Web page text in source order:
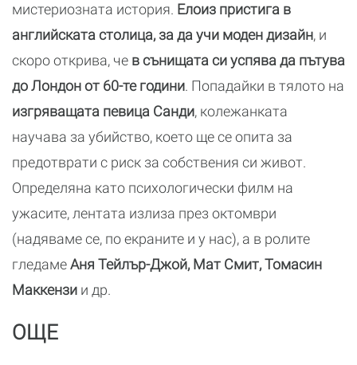
мистериозната история. Елоиз пристига в
английската столица, за да учи моден дизайн, и
скоро открива, че в сънищата си успява да пътува
до Лондон от 60-те години. Попадайки в тялото на
изгряващата певица Санди, колежанката
научава за убийство, което ще се опита за
предотврати с риск за собствения си живот.
Определяна като психологически филм на
ужасите, лентата излиза през октомври
(надяваме се, по екраните и у нас), а в ролите
гледамеАня Тейлър-Джой, Мат Смит, Томасин
Маккензи и др.
ОЩЕ